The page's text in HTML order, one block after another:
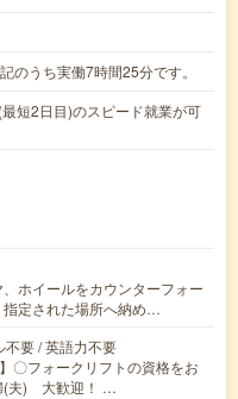
のうち実働7時間25分です。
短2日目)のスピード就業が可
ホイールをカウンターフォー
指定された場所へ納め…
不要 / 英語力不要
〇フォークリフトの資格をお
(夫) 大歓迎！ …